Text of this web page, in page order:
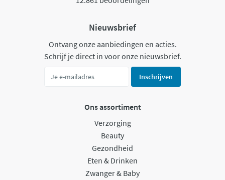
Nieuwsbrief
Ontvang onze aanbiedingen en acties.
Schrijf je direct in voor onze nieuwsbrief.
Inschrijven
Ons assortiment
Verzorging
Beauty
Gezondheid
Eten & Drinken
Zwanger & Baby